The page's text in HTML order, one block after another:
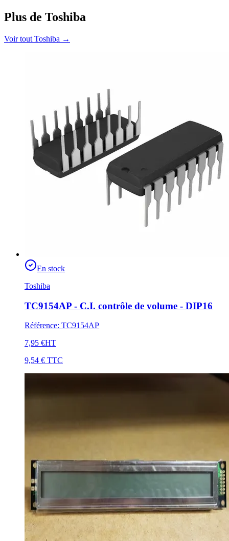
Plus de Toshiba
Voir tout Toshiba →
En stock
Toshiba
TC9154AP - C.I. contrôle de volume - DIP16
Référence: TC9154AP
7,95 €HT
9,54 € TTC